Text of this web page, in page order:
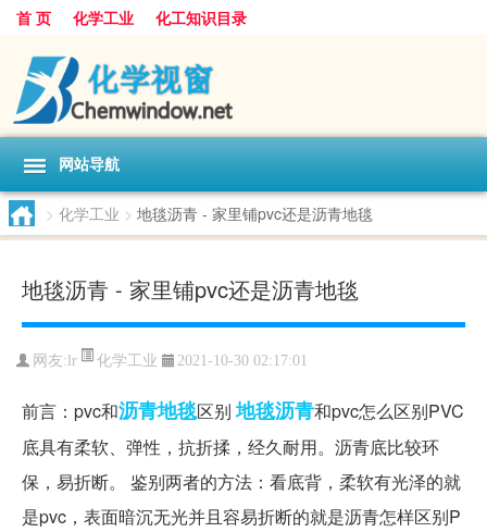
首 页 化学工业 化工知识目录
网站导航
> 化学工业 > 地毯沥青 - 家里铺pvc还是沥青地毯
地毯沥青 - 家里铺pvc还是沥青地毯
网友: lr 化学工业 2021-10-30 02:17:01
前言：pvc和沥青地毯区别地毯沥青和pvc怎么区别PVC
底具有柔软、弹性，抗折揉，经久耐用。沥青底比较环
保，易折断。 鉴别两者的方法：看底背，柔软有光泽的就
是pvc，表面暗沉无光并且容易折断的就是沥青怎样区别P